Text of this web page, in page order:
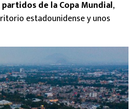
de la Copa Mundial,
estadounidense y unos